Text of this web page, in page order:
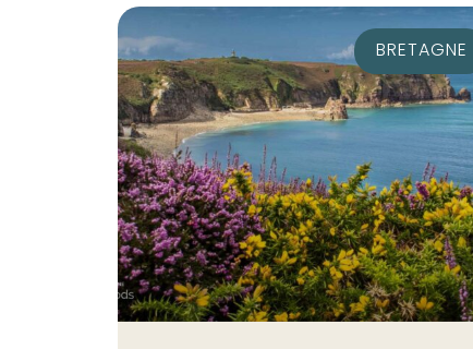
BRETAGNE